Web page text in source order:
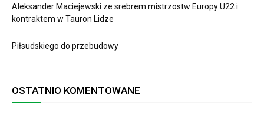
Aleksander Maciejewski ze srebrem mistrzostw Europy U22 i
kontraktem w Tauron Lidze
Piłsudskiego do przebudowy
OSTATNIO KOMENTOWANE